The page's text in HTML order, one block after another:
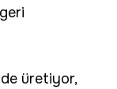
üretiyor,